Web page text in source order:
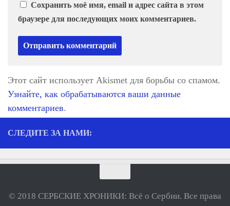
Сохранить моё имя, email и адрес сайта в этом
браузере для последующих моих комментариев.
Этот сайт использует Akismet для борьбы со спамом.
Узнайте, как обрабатываются ваши данные
комментариев.
СЛЕДИТЕ ЗА НАМИ:
© 2018 СЕРБСКИЕ ХРОНИКИ: Всё о Сербии. Все права